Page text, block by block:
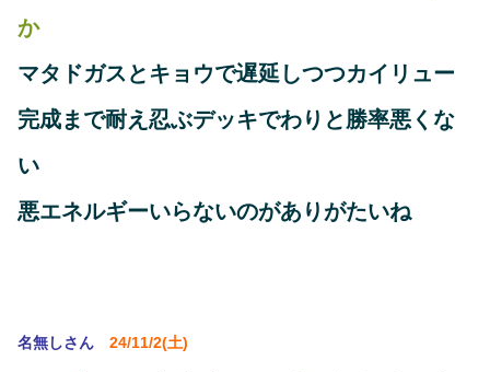
か
マタドガスとキョウで遅延しつつカイリュー
完成まで耐え忍ぶデッキでわりと勝率悪くな
い
悪エネルギーいらないのがありがたいね
名無しさん 24/11/2(土)